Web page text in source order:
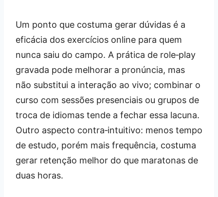
Um ponto que costuma gerar dúvidas é a
eficácia dos exercícios online para quem
nunca saiu do campo. A prática de role‑play
gravada pode melhorar a pronúncia, mas
não substitui a interação ao vivo; combinar o
curso com sessões presenciais ou grupos de
troca de idiomas tende a fechar essa lacuna.
Outro aspecto contra‑intuitivo: menos tempo
de estudo, porém mais frequência, costuma
gerar retenção melhor do que maratonas de
duas horas.